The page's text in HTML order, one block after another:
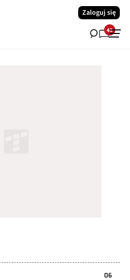
Zaloguj się
43
06